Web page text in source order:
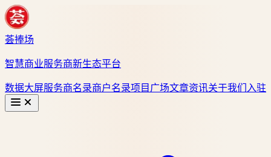
荟捧场
智慧商业服务商新生态平台
数据大屏服务商名录商户名录项目广场文章资讯关于我们 入驻